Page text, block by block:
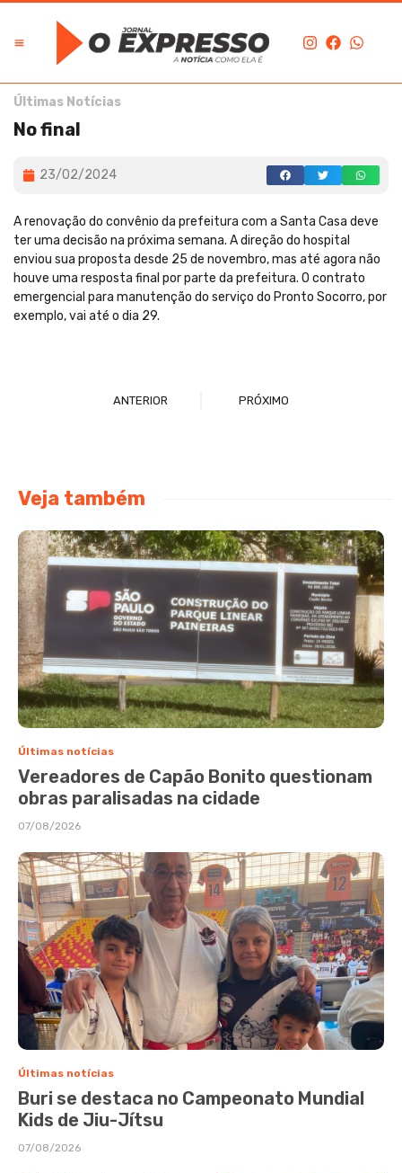
Últimas Notícias
No final
23/02/2024
A renovação do convênio da prefeitura com a Santa Casa deve
ter uma decisão na próxima semana. A direção do hospital
enviou sua proposta desde 25 de novembro, mas até agora não
houve uma resposta final por parte da prefeitura. O contrato
emergencial para manutenção do serviço do Pronto Socorro, por
exemplo, vai até o dia 29.
ANTERIOR PRÓXIMO
Veja também
Últimas notícias
Vereadores de Capão Bonito questionam
obras paralisadas na cidade
07/08/2026
Últimas notícias
Buri se destaca no Campeonato Mundial
Kids de Jiu-Jítsu
07/08/2026